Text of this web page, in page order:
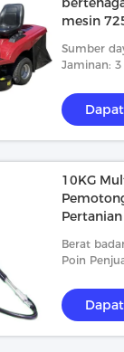
mesin
Sumber
Jaminan:
10KG
Berat
Poin